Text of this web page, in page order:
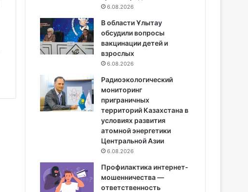
6.08.2026
В области Ұлытау
обсудили вопросы
вакцинации детей и
взрослых
6.08.2026
Радиоэкологический
мониторинг
приграничных
территорий Казахстана в
условиях развития
атомной энергетики
Центральной Азии
6.08.2026
Профилактика интернет-
мошенничества —
ответственность